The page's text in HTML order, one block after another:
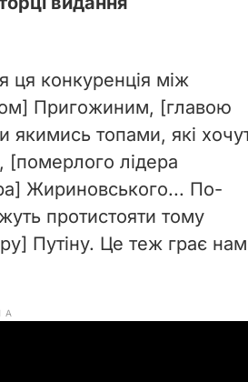
ця конкуренція між
Пригожиним, [главою
якимись топами, які
[померлого лідера
Жириновського... По-
протистояти тому
Путіну. Це теж грає нам